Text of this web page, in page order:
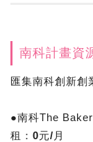
南科計畫資
匯集南科創新創
●南科The
租： 0元/月